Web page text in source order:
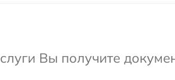
Вы получите